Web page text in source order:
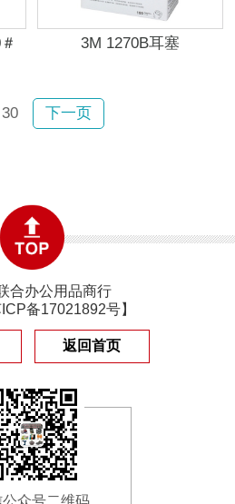
3M 1270B耳塞
下一页
合办公用品商行
备17021892号】
返回首页
众号二维码